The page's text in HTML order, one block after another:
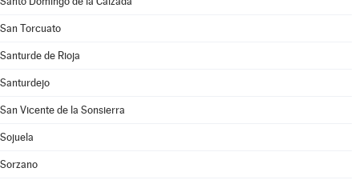
San Torcuato
Santurde de Rioja
Santurdejo
San Vicente de la Sonsierra
Sojuela
Sorzano